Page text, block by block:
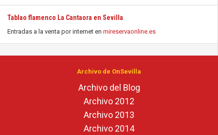
Tablao flamenco La Cantaora en Sevilla
Entradas a la venta por internet en mireservaonline.es
Archivo de OnSevilla
Archivo del Blog
Archivo 2012
Archivo 2013
Archivo 2014